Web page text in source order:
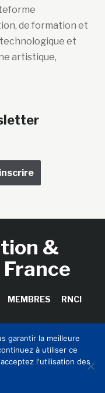
de formation et
et
artistique,
&
MEMBRES
RNCI
CLIC France /
garantir la meilleure
à utiliser ce
l'utilisation des